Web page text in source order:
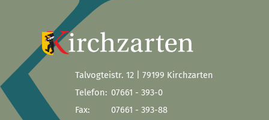
Talvogteistr. 12 | 79199 Kirchzarten
Telefon: 07661 - 393-0
Fax:
07661 - 393-88